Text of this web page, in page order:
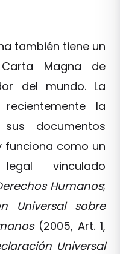
tiene un
Magna de
del mundo. La
la
documentos
funciona como un
vinculado
Humanos;
Universal sobre
(2005, Art. 1,
Universal